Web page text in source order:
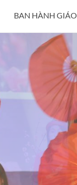
BAN HÀNH GIÁO